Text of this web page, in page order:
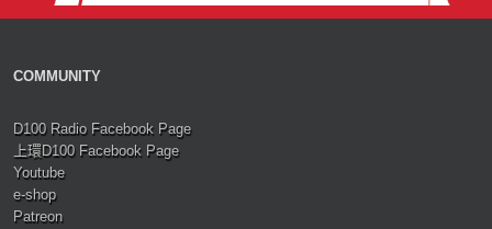
COMMUNITY
D100 Radio Facebook Page
上環D100 Facebook Page
Youtube
e-shop
Patreon